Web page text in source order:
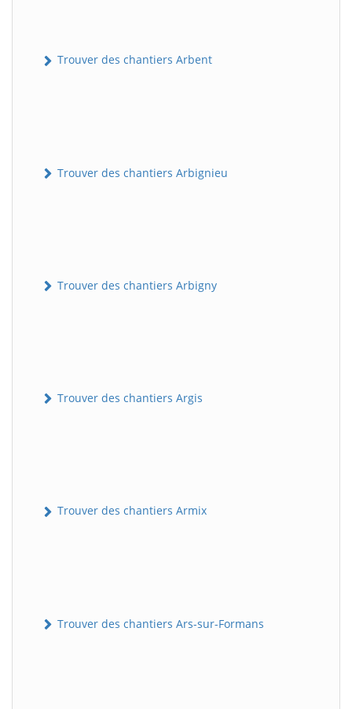
Trouver des chantiers Arbent
Trouver des chantiers Arbignieu
Trouver des chantiers Arbigny
Trouver des chantiers Argis
Trouver des chantiers Armix
Trouver des chantiers Ars-sur-Formans